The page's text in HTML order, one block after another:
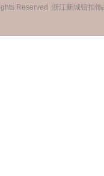
Reserved 浙江新城钮扣